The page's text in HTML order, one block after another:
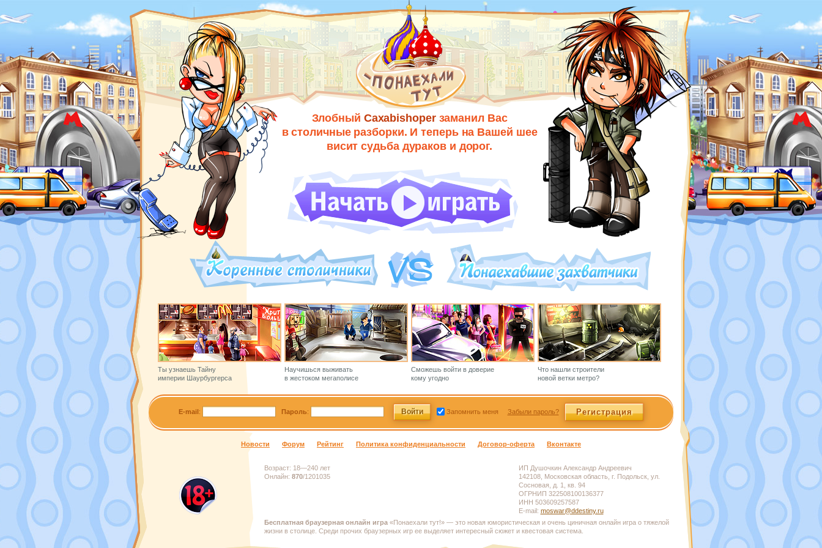
Злобный Caxabishoperзаманил Вас
в столичные разборки. И теперь на Вашей шее
висит судьба дураков и дорог.
Ты узнаешь Тайну
империи Шаурбургерса
Научишься выживать
в жестоком мегаполисе
Сможешь войти в доверие
кому угодно
Что нашли строители
новой ветки метро?
E-mail: Пароль: Запомнить меня Забыли пароль? Регистрация
Новости Форум Рейтинг Политика конфиденциальности Договор-оферта Вконтакте
Возраст: 18—240 лет
Онлайн: 870/1201035
ИП Душочкин Александр Андреевич
142108, Московская область, г. Подольск, ул.
Сосновая, д. 1, кв. 94
ОГРНИП 322508100136377
ИНН 503609257587
E-mail: moswar@ddestiny.ru
Бесплатная браузерная онлайн игра«Понаехали тут!» — это новая юмористическая и очень циничная онлайн игра о тяжелой
жизни в столице. Среди прочих браузерных игр ее выделяет интересный сюжет и квестовая система.